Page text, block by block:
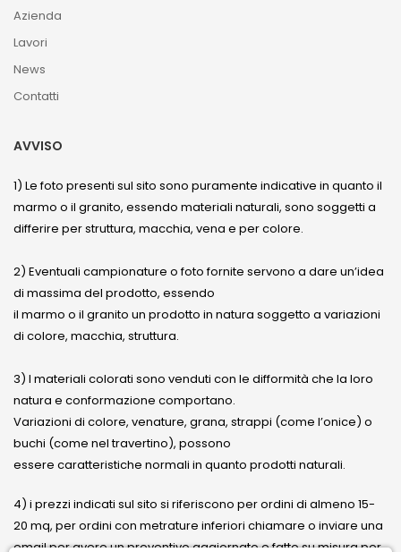
Azienda
Lavori
News
Contatti
AVVISO
1) Le foto presenti sul sito sono puramente indicative in quanto il
marmo o il granito, essendo materiali naturali, sono soggetti a
differire per struttura, macchia, vena e per colore.
2) Eventuali campionature o foto fornite servono a dare un’idea
di massima del prodotto, essendo
il marmo o il granito un prodotto in natura soggetto a variazioni
di colore, macchia, struttura.
3) I materiali colorati sono venduti con le difformità che la loro
natura e conformazione comportano.
Variazioni di colore, venature, grana, strappi (come l’onice) o
buchi (come nel travertino), possono
essere caratteristiche normali in quanto prodotti naturali.
4) i prezzi indicati sul sito si riferiscono per ordini di almeno 15-
20 mq, per ordini con metrature inferiori chiamare o inviare una
email per avere un preventivo aggiornato e fatto su misura per